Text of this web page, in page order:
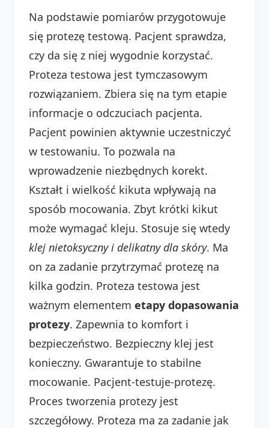
Na podstawie pomiarów przygotowuje
się protezę testową. Pacjent sprawdza,
czy da się z niej wygodnie korzystać.
Proteza testowa jest tymczasowym
rozwiązaniem. Zbiera się na tym etapie
informacje o odczuciach pacjenta.
Pacjent powinien aktywnie uczestniczyć
w testowaniu. To pozwala na
wprowadzenie niezbędnych korekt.
Kształt i wielkość kikuta wpływają na
sposób mocowania. Zbyt krótki kikut
może wymagać kleju. Stosuje się wtedy
klej nietoksyczny i delikatny dla skóry. Ma
on za zadanie przytrzymać protezę na
kilka godzin. Proteza testowa jest
ważnym elementem etapy dopasowania
protezy. Zapewnia to komfort i
bezpieczeństwo. Bezpieczny klej jest
konieczny. Gwarantuje to stabilne
mocowanie. Pacjent-testuje-protezę.
Proces tworzenia protezy jest
szczegółowy. Proteza ma za zadanie jak